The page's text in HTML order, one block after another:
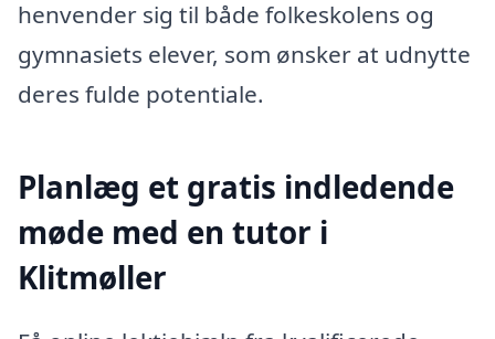
henvender sig til både folkeskolens og
gymnasiets elever, som ønsker at udnytte
deres fulde potentiale.
Planlæg et gratis indledende
møde med en tutor i
Klitmøller